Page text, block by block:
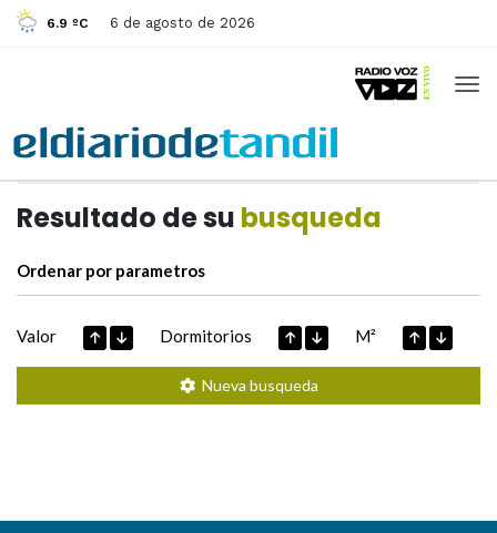
6.9 ºC 6 de agosto de 2026
Resultado de su busqueda
Ordenar por parametros
Valor Dormitorios M²
Nueva busqueda